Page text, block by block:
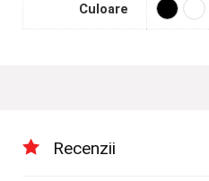
Culoare
Recenzii